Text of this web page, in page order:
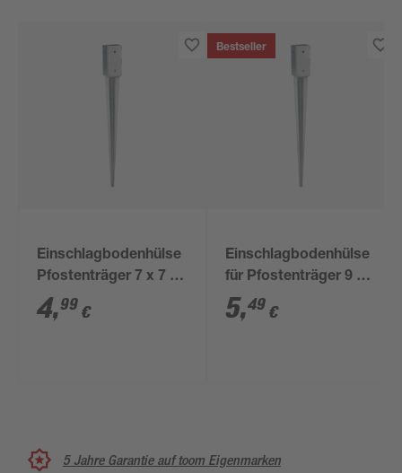
Einschlagbodenhülse
Pfostenträger 7 x 7 x
90 cm
4,99 €
Bestseller
Einschlagbodenhülse
für Pfostenträger 9 x
9 x 75 cm
5,49 €
5 Jahre Garantie auf toom Eigenmarken